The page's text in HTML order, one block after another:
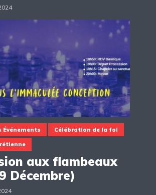
Célébration de la foi
aux flambeaux
Décembre)